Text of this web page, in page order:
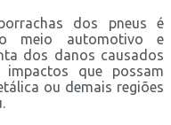
dos pneus é
meio automotivo e
dos danos causados
que possam
ou demais regiões